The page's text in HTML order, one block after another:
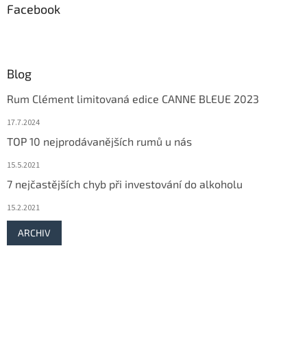
Facebook
Blog
Rum Clément limitovaná edice CANNE BLEUE 2023
17.7.2024
TOP 10 nejprodávanějších rumů u nás
15.5.2021
7 nejčastějších chyb při investování do alkoholu
15.2.2021
ARCHIV